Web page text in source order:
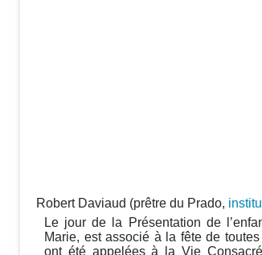
Robert Daviaud (prêtre du Prado,
Le jour de la Présentation de
Marie, est associé à la fête de
ont été appelées à la Vie